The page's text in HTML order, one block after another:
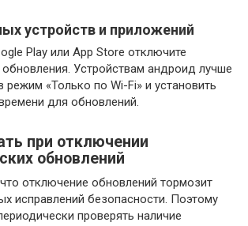
устройств и приложений
Play или App Store отключите
Устройствам андроид лучше
режим «Только по Wi-Fi» и установить
для обновлений.
при отключении
обновлений
отключение обновлений тормозит
исправлений безопасности. Поэтому
проверять наличие